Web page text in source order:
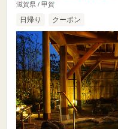
滋賀県 / 甲賀
日帰り クーポン